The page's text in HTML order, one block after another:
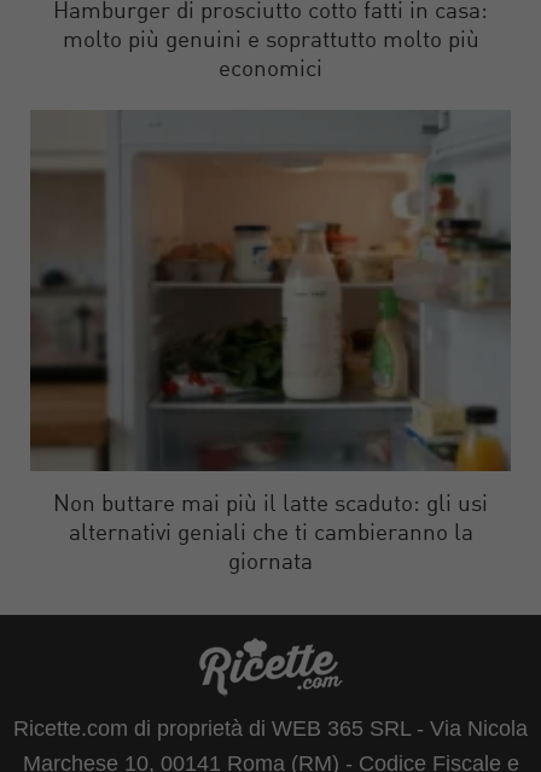
Hamburger di prosciutto cotto fatti in casa:
molto più genuini e soprattutto molto più
economici
Non buttare mai più il latte scaduto: gli usi
alternativi geniali che ti cambieranno la
giornata
Ricette.com di proprietà di WEB 365 SRL - Via Nicola
Marchese 10, 00141 Roma (RM) - Codice Fiscale e